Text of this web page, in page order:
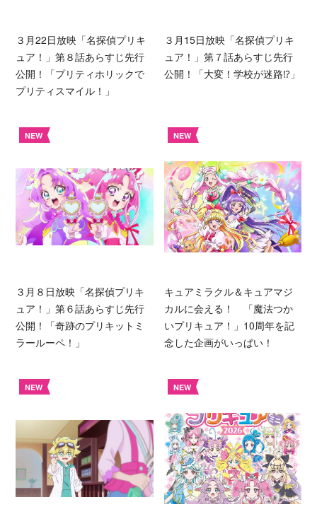
３月22日放映「名探偵プリキ
ュア！」第８話あらすじ先行
公開！「プリティホリックで
プリティスマイル！」
３月15日放映「名探偵プリキ
ュア！」第７話あらすじ先行
公開！「大変！学校が迷路⁉︎」
NEW
３月８日放映「名探偵プリキ
ュア！」第６話あらすじ先行
公開！「奇跡のプリキットミ
ラールーペ！」
NEW
キュアミラクル＆キュアマジ
カルに会える！ 「魔法つか
いプリキュア！」10周年を記
念した企画がいっぱい！
NEW NEW